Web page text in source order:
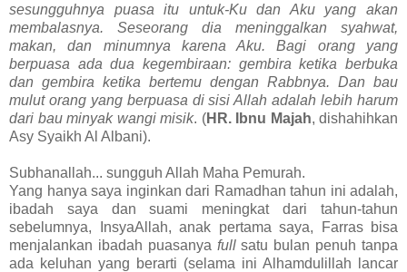
sesungguhnya puasa itu untuk-Ku dan Aku yang akan
membalasnya. Seseorang dia meninggalkan syahwat,
makan, dan minumnya karena Aku. Bagi orang yang
berpuasa ada dua kegembiraan: gembira ketika berbuka
dan gembira ketika bertemu dengan Rabbnya. Dan bau
mulut orang yang berpuasa di sisi Allah adalah lebih harum
dari bau minyak wangi misik. (HR. Ibnu Majah, dishahihkan
Asy Syaikh Al Albani).
Subhanallah... sungguh Allah Maha Pemurah.
Yang hanya saya inginkan dari Ramadhan tahun ini adalah,
ibadah saya dan suami meningkat dari tahun-tahun
sebelumnya, InsyaAllah, anak pertama saya, Farras bisa
menjalankan ibadah puasanya fullsatu bulan penuh tanpa
ada keluhan yang berarti (selama ini Alhamdulillah lancar